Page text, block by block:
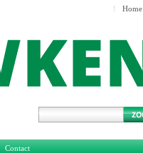
Home
Contact